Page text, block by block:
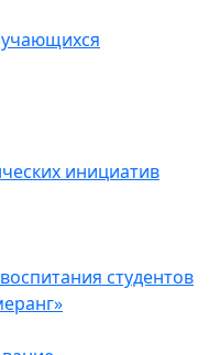
инициатив
студентов